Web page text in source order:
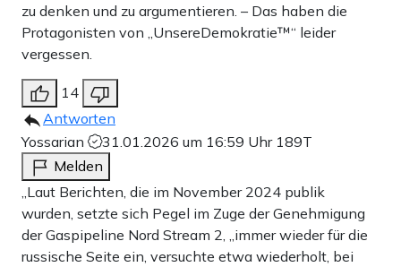
zu denken und zu argumentieren. – Das haben die
Protagonisten von „UnsereDemokratie™“ leider
vergessen.
14
Antworten
Yossarian
31.01.2026 um 16:59 Uhr 189T
Melden
„Laut Berichten, die im November 2024 publik
wurden, setzte sich Pegel im Zuge der Genehmigung
der Gaspipeline Nord Stream 2, „immer wieder für die
russische Seite ein, versuchte etwa wiederholt, bei